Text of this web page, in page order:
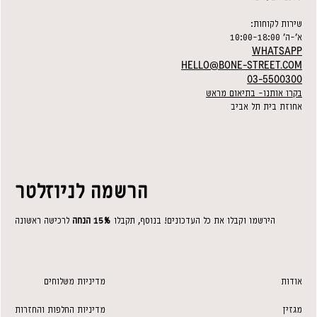
הרשמה לניוזלטר
הירשמו וקבלו את כל העדכונים! בנוסף, תקבלו 15% הנחה לרכישה ראשונה
מדיניות משלוחים
מדיניות החלפות והחזרות
אודות
מגזין
שירות לקוחות:
א׳-ה׳ 10:00-18:00
WHATSAPP
HELLO@BONE-STREET.COM
03-5500300
בקרו אותנו- בתיאום מראש
אחוזת בית תל אביב